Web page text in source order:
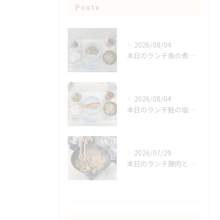
Posts
2026/08/04
本日のランチ魚の煮付け
2026/08/04
本日のランチ鮭の塩焼き
2026/07/29
本日のランチ豚肉とごぼうの炒め物